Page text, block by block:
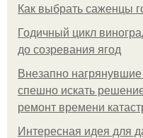
Как выбрать саженцы
Годичный цикл
до созревания ягод
Внезапно
спешно искать
ремонт времени
Интересная идея для